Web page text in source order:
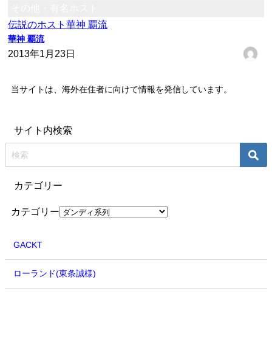
伝説のホスト 華神 覇流
華神 覇流
2013年1月23日
当サイトは、海外在住者に向けて情報を発信しています。
サイト内検索
カテゴリー
カテゴリー
GACKT
ローランド(東条誠様)